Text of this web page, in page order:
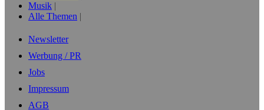
Musik
Alle Themen
Newsletter
Werbung / PR
Jobs
Impressum
AGB